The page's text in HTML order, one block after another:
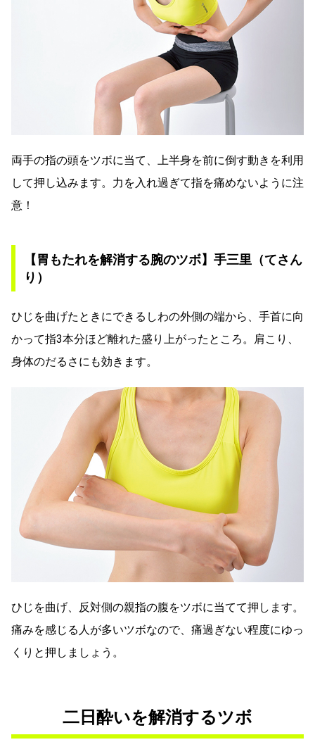
両手の指の頭をツボに当て、上半身を前に倒す動きを利用
して押し込みます。力を入れ過ぎて指を痛めないように注
意！
【胃もたれを解消する腕のツボ】手三里（てさん
り）
ひじを曲げたときにできるしわの外側の端から、手首に向
かって指3本分ほど離れた盛り上がったところ。肩こり、
身体のだるさにも効きます。
ひじを曲げ、反対側の親指の腹をツボに当てて押します。
痛みを感じる人が多いツボなので、痛過ぎない程度にゆっ
くりと押しましょう。
二日酔いを解消するツボ